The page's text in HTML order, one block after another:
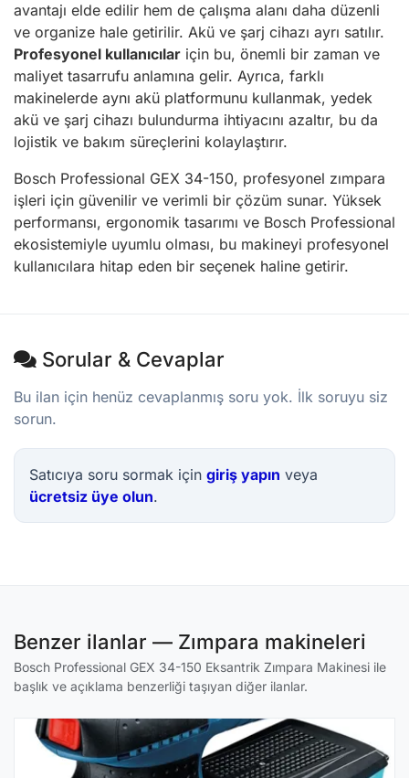
avantajı elde edilir hem de çalışma alanı daha düzenli
ve organize hale getirilir. Akü ve şarj cihazı ayrı satılır.
Profesyonel kullanıcılar için bu, önemli bir zaman ve
maliyet tasarrufu anlamına gelir. Ayrıca, farklı
makinelerde aynı akü platformunu kullanmak, yedek
akü ve şarj cihazı bulundurma ihtiyacını azaltır, bu da
lojistik ve bakım süreçlerini kolaylaştırır.
Bosch Professional GEX 34-150, profesyonel zımpara
işleri için güvenilir ve verimli bir çözüm sunar. Yüksek
performansı, ergonomik tasarımı ve Bosch Professional
ekosistemiyle uyumlu olması, bu makineyi profesyonel
kullanıcılara hitap eden bir seçenek haline getirir.
Sorular & Cevaplar
Bu ilan için henüz cevaplanmış soru yok. İlk soruyu siz
sorun.
Satıcıya soru sormak için giriş yapın veya
ücretsiz üye olun.
Benzer ilanlar — Zımpara makineleri
Bosch Professional GEX 34-150 Eksantrik Zımpara Makinesi ile
başlık ve açıklama benzerliği taşıyan diğer ilanlar.